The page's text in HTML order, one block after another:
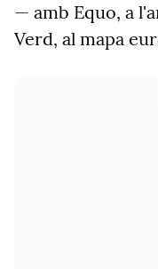
— amb Equo, a
Verd, al mapa